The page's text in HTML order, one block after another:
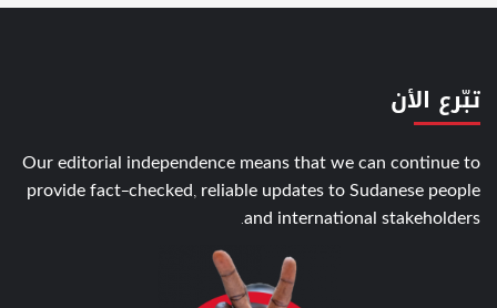
تبّرع الأن
Our editorial independence means that we can continue to
provide fact-checked, reliable updates to Sudanese people
and international stakeholders.